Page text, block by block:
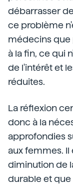
débarrasser
ce problème
médecins que
à la fin, ce qui
de l'intérêt et
réduites.
La réflexion
donc à la
approfondies
aux femmes.
diminution de
durable et